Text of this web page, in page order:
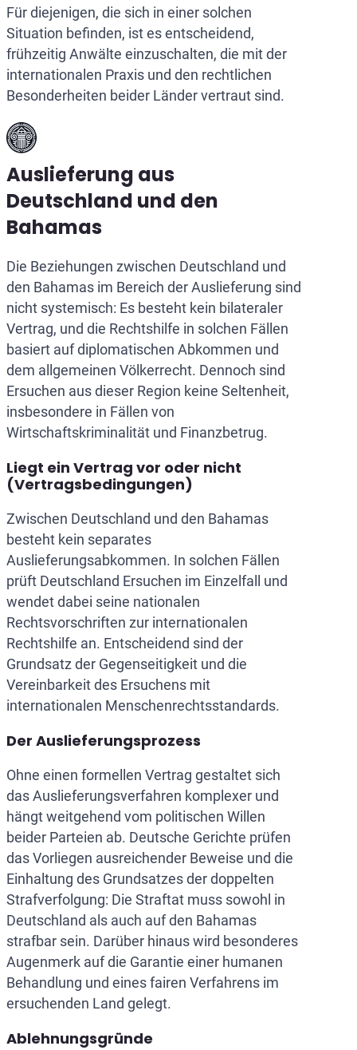
Für diejenigen, die sich in einer solchen
Situation befinden, ist es entscheidend,
frühzeitig Anwälte einzuschalten, die mit der
internationalen Praxis und den rechtlichen
Besonderheiten beider Länder vertraut sind.
Auslieferung aus
Deutschland und den
Bahamas
Die Beziehungen zwischen Deutschland und
den Bahamas im Bereich der Auslieferung sind
nicht systemisch: Es besteht kein bilateraler
Vertrag, und die Rechtshilfe in solchen Fällen
basiert auf diplomatischen Abkommen und
dem allgemeinen Völkerrecht. Dennoch sind
Ersuchen aus dieser Region keine Seltenheit,
insbesondere in Fällen von
Wirtschaftskriminalität und Finanzbetrug.
Liegt ein Vertrag vor oder nicht
(Vertragsbedingungen)
Zwischen Deutschland und den Bahamas
besteht kein separates
Auslieferungsabkommen. In solchen Fällen
prüft Deutschland Ersuchen im Einzelfall und
wendet dabei seine nationalen
Rechtsvorschriften zur internationalen
Rechtshilfe an. Entscheidend sind der
Grundsatz der Gegenseitigkeit und die
Vereinbarkeit des Ersuchens mit
internationalen Menschenrechtsstandards.
Der Auslieferungsprozess
Ohne einen formellen Vertrag gestaltet sich
das Auslieferungsverfahren komplexer und
hängt weitgehend vom politischen Willen
beider Parteien ab. Deutsche Gerichte prüfen
das Vorliegen ausreichender Beweise und die
Einhaltung des Grundsatzes der doppelten
Strafverfolgung: Die Straftat muss sowohl in
Deutschland als auch auf den Bahamas
strafbar sein. Darüber hinaus wird besonderes
Augenmerk auf die Garantie einer humanen
Behandlung und eines fairen Verfahrens im
ersuchenden Land gelegt.
Ablehnungsgründe